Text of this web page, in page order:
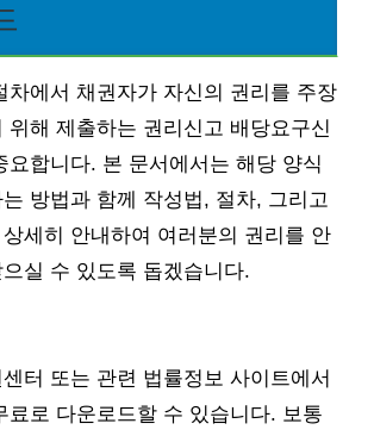
차에서 채권자가 자신의 권리를 주장
위해 제출하는 권리신고 배당요구신
요합니다. 본 문서에서는 해당 양식
방법과 함께 작성법, 절차, 그리고
세히 안내하여 여러분의 권리를 안
실 수 있도록 돕겠습니다.
터 또는 관련 법률정보 사이트에서
료로 다운로드할 수 있습니다. 보통